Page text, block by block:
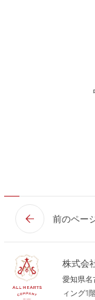
前のペー
株式会
愛知県
ィング1